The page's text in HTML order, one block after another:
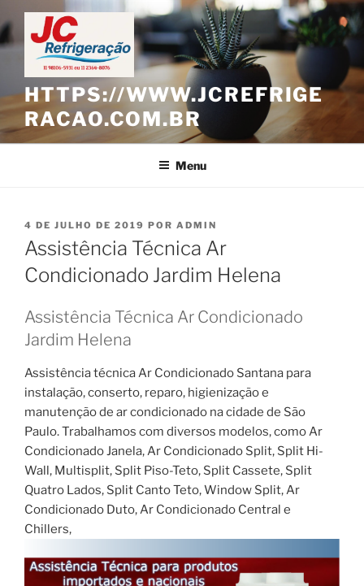
Pular
para
o
conteúdo
HTTPS://WWW.JCREFRIGE
RACAO.COM.BR
Menu
PUBLICADO
EM
4 DE JULHO DE 2019 POR ADMIN
Assistência Técnica Ar
Condicionado Jardim Helena
Assistência Técnica Ar Condicionado
Jardim Helena
Assistência técnica Ar Condicionado Santana para
instalação, conserto, reparo, higienização e
manutenção de ar condicionado na cidade de São
Paulo. Trabalhamos com diversos modelos, como Ar
Condicionado Janela, Ar Condicionado Split, Split Hi-
Wall, Multisplit, Split Piso-Teto, Split Cassete, Split
Quatro Lados, Split Canto Teto, Window Split, Ar
Condicionado Duto, Ar Condicionado Central e
Chillers,